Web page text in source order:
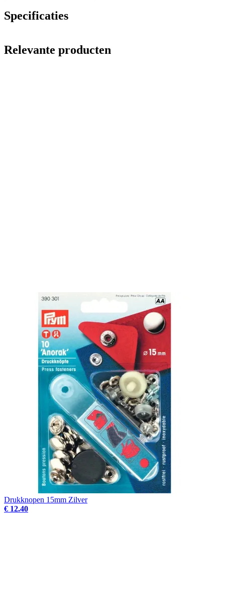
Specificaties
Relevante producten
Drukknopen 15mm Zilver
€ 12.40